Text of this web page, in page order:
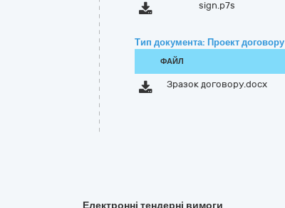
sign.p7s
Тип документа: Проект договору
ФАЙЛ
Зразок договору.docx
Електронні тендерні вимоги